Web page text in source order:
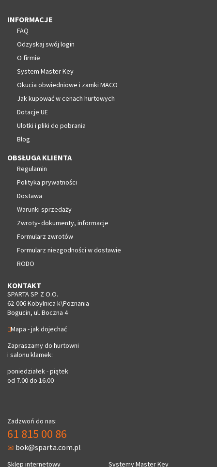
INFORMACJE
FAQ
Odzyskaj swój login
O firmie
System Master Key
Okucia obwiedniowe i zamki MACO
Jak kupować w cenach hurtowych
Dotacje UE
Ulotki i pliki do pobrania
Blog
OBSŁUGA KLIENTA
Regulamin
Polityka prywatności
Dostawa
Warunki sprzedaży
Zwroty- dokumenty, informacje
Formularz zwrotów
Formularz niezgodności w dostawie
RODO
KONTAKT
SPARTA SP. Z O.O.
62-006 Kobylnica k\Poznania
Bogucin, ul. Boczna 4
Mapa - jak dojechać
Zapraszamy do hurtowni
i salonu klamek:
poniedziałek - piątek
od 7.00 do 16.00
Zadzwoń do nas:
61 815 00 86
bok@sparta.com.pl
Sklep internetowy Systemy Master Key